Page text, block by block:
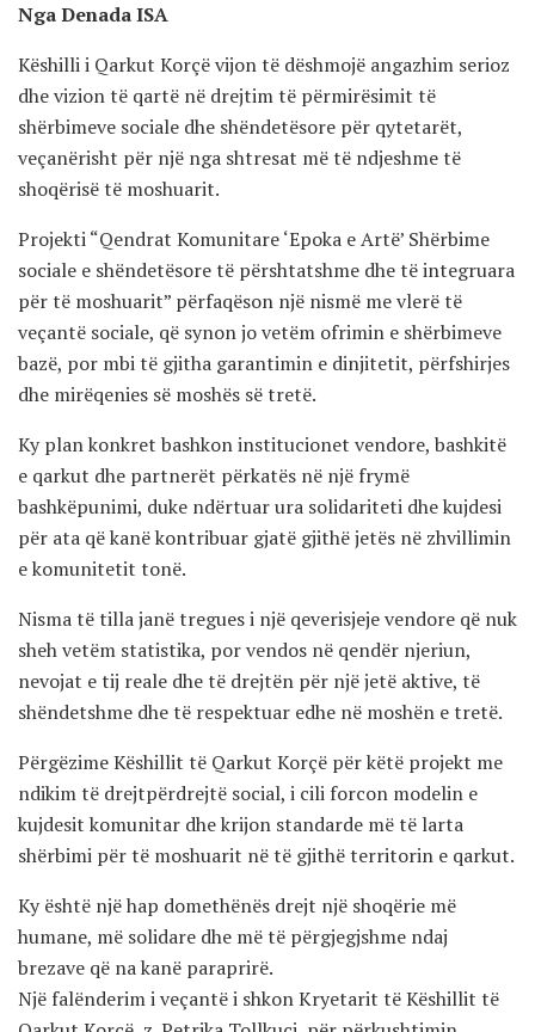
Nga Denada ISA
Këshilli i Qarkut Korçë vijon të dëshmojë angazhim serioz
dhe vizion të qartë në drejtim të përmirësimit të
shërbimeve sociale dhe shëndetësore për qytetarët,
veçanërisht për një nga shtresat më të ndjeshme të
shoqërisë të moshuarit.
Projekti “Qendrat Komunitare ‘Epoka e Artë’ Shërbime
sociale e shëndetësore të përshtatshme dhe të integruara
për të moshuarit” përfaqëson një nismë me vlerë të
veçantë sociale, që synon jo vetëm ofrimin e shërbimeve
bazë, por mbi të gjitha garantimin e dinjitetit, përfshirjes
dhe mirëqenies së moshës së tretë.
Ky plan konkret bashkon institucionet vendore, bashkitë
e qarkut dhe partnerët përkatës në një frymë
bashkëpunimi, duke ndërtuar ura solidariteti dhe kujdesi
për ata që kanë kontribuar gjatë gjithë jetës në zhvillimin
e komunitetit tonë.
Nisma të tilla janë tregues i një qeverisjeje vendore që nuk
sheh vetëm statistika, por vendos në qendër njeriun,
nevojat e tij reale dhe të drejtën për një jetë aktive, të
shëndetshme dhe të respektuar edhe në moshën e tretë.
Përgëzime Këshillit të Qarkut Korçë për këtë projekt me
ndikim të drejtpërdrejtë social, i cili forcon modelin e
kujdesit komunitar dhe krijon standarde më të larta
shërbimi për të moshuarit në të gjithë territorin e qarkut.
Ky është një hap domethënës drejt një shoqërie më
humane, më solidare dhe më të përgjegjshme ndaj
brezave që na kanë paraprirë.
Një falënderim i veçantë i shkon Kryetarit të Këshillit të